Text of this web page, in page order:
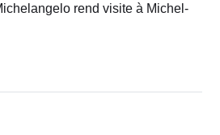
rend visite à Michel-